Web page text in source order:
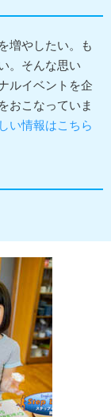
増やしたい。も
。そんな思い
ルイベントを企
おこなっていま
い情報はこちら